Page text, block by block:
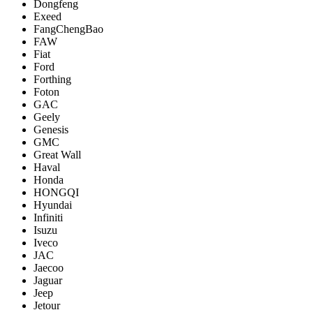
Dongfeng
Exeed
FangChengBao
FAW
Fiat
Ford
Forthing
Foton
GAC
Geely
Genesis
GMC
Great Wall
Haval
Honda
HONGQI
Hyundai
Infiniti
Isuzu
Iveco
JAC
Jaecoo
Jaguar
Jeep
Jetour